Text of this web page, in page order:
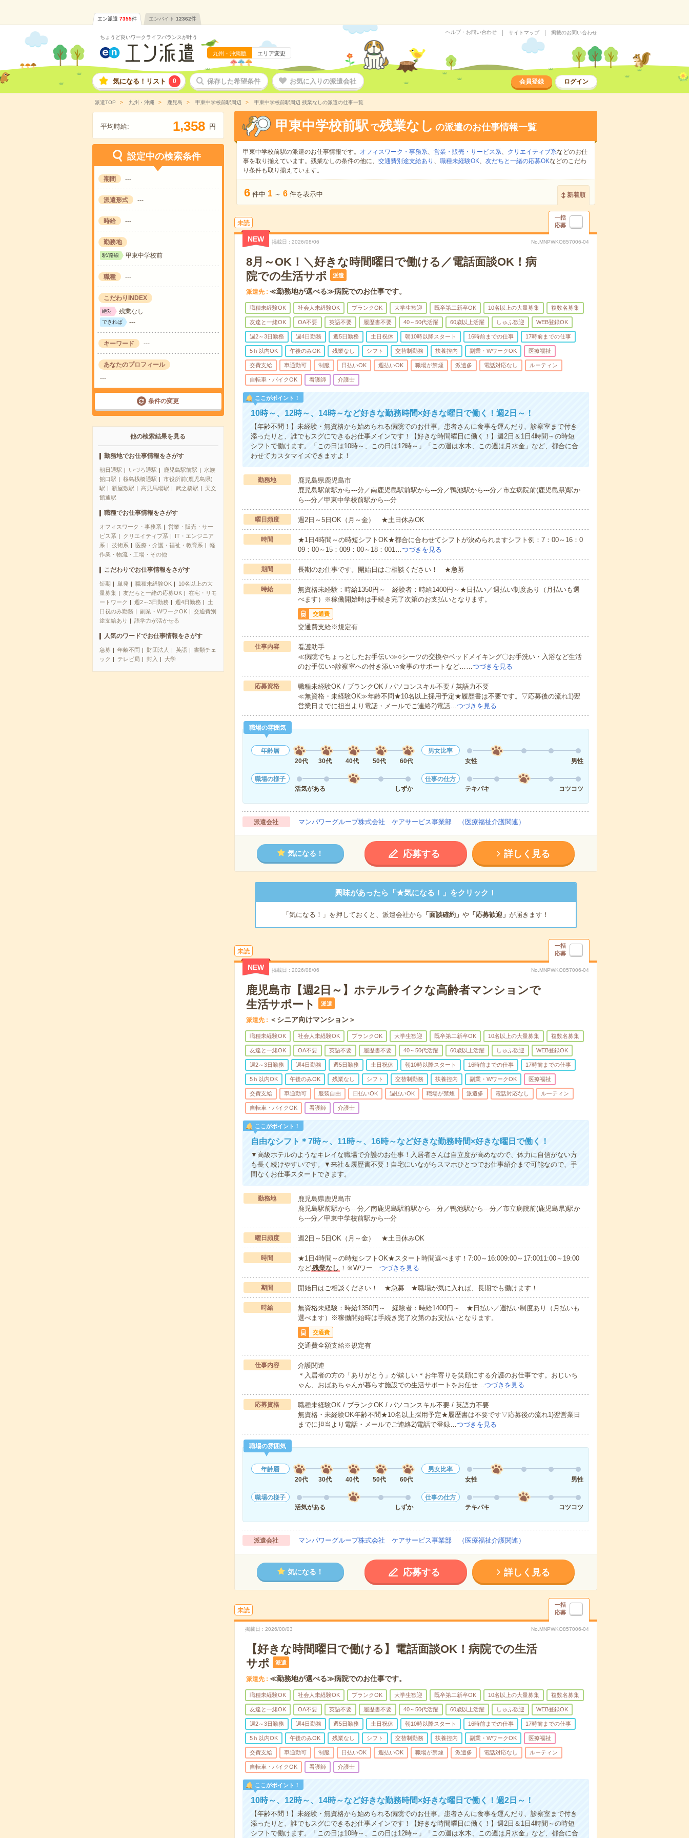
エン派遣 7355件 エンバイト 12362件
ちょうど良いワークライフバランスが叶う
九州・沖縄版 エリア変更
ヘルプ・お問い合わせ サイトマップ 掲載のお問い合わせ
気になる！リスト 0 保存した希望条件 お気に入りの派遣会社 会員登録 ログイン
派遣TOP 九州・沖縄 鹿児島 甲東中学校前駅周辺 甲東中学校前駅周辺 残業なしの派遣の仕事一覧
平均時給: 1,358 円
設定中の検索条件
期間 ---
派遣形式 ---
時給 ---
勤務地
駅/路線 甲東中学校前
職種 ---
こだわりINDEX
絶対 残業なし
できれば ---
キーワード ---
あなたのプロフィール
---
条件の変更
他の検索結果を見る
勤務地でお仕事情報をさがす
朝日通駅 いづろ通駅 鹿児島駅前駅
水族
館口駅
桜島桟橋通駅
市役所前(鹿児島県)
駅
新屋敷駅 高見馬場駅 武之橋駅
天文
館通駅
職種でお仕事情報をさがす
オフィスワーク・事務系
営業・販売・サー
ビス系
クリエイティブ系
IT・エンジニア
系
技術系 医療・介護・福祉・教育系
軽
作業・物流・工場・その他
こだわりでお仕事情報をさがす
短期 単発 職種未経験OK
10名以上の大
量募集
友だちと一緒の応募OK
在宅・リモ
ートワーク
週2～3日勤務 週4日勤務
土
日祝のみ勤務
副業・WワークOK
交通費別
途支給あり
語学力が活かせる
人気のワードでお仕事情報をさがす
急募 年齢不問 財団法人 英語
書類チェ
ック
テレビ局 封入 大学
甲東中学校前駅 で残業なし の派遣のお仕事情報一覧
甲東中学校前駅の派遣のお仕事情報です。 オフィスワーク・事務系、 営業・販売・サービス系、 クリエイティブ系などのお仕
事を取り揃えています。残業なしの条件の他に、 交通費別途支給あり 、 職種未経験OK、 友だちと一緒の応募OKなどのこだわ
り条件も取り揃えています。
6 件中 1 ～ 6 件を表示中 新着順
未読
一括
応募
NEW 掲載日 2026/08/06 No.MNPWKO857006-04
8月～OK！＼好きな時間曜日で働ける／電話面談OK！病
院での生活サポ
派遣
派遣先 ≪勤務地が選べる≫病院でのお仕事です。
職種未経験OK 社会人未経験OK ブランクOK 大学生歓迎 既卒第二新卒OK 10名以上の大量募集 複数名募集
友達と一緒OK OA不要 英語不要 履歴書不要 40～50代活躍 60歳以上活躍 しゅふ歓迎 WEB登録OK
週2～3日勤務 週4日勤務 週5日勤務 土日祝休 朝10時以降スタート 16時前までの仕事 17時前までの仕事
5ｈ以内OK 午後のみOK 残業なし シフト 交替制勤務 扶養控内 副業・WワークOK 医療福祉
交費支給 車通勤可 制服 日払いOK 週払いOK 職場が禁煙 派遣多 電話対応なし ルーティン
自転車・バイクOK 看護師 介護士
ここがポイント！
10時～、12時～、14時～など好きな勤務時間×好きな曜日で働く！週2日～！
【年齢不問！】未経験・無資格から始められる病院でのお仕事。患者さんに食事を運んだり、診察室まで付き
添ったりと、誰でもスグにできるお仕事メインです！【好きな時間曜日に働く！】週2日＆1日4時間～の時短
シフトで働けます。「この日は10時～、この日は12時～」「この週は水木、この週は月水金」など、都合に合
わせてカスタマイズできますよ！
勤務地
鹿児島県鹿児島市
鹿児島駅前駅から---分／南鹿児島駅前駅から---分／鴨池駅から---分／市立病院前(鹿児島県)駅か
ら---分／甲東中学校前駅から---分
曜日頻度 週2日～5日OK（月～金） ★土日休みOK
時間
★1日4時間～の時短シフトOK★都合に合わせてシフトが決められますシフト例：7：00～16：0
09：00～15：009：00～18：001…つづきを見る
期間 長期のお仕事です。開始日はご相談ください！ ★急募
時給
無資格未経験：時給1350円～ 経験者：時給1400円～★日払い／週払い制度あり（月払いも選
べます）※稼働開始時は手続き完了次第のお支払いとなります。
交通費
交通費支給※規定有
仕事内容
看護助手
≪病院でちょっとしたお手伝い≫○シーツの交換やベッドメイキング〇お手洗い・入浴など生活
のお手伝い○診察室への付き添い○食事のサポートなど……つづきを見る
応募資格
職種未経験OK / ブランクOK / パソコンスキル不要 / 英語力不要
≪無資格・未経験OK≫年齢不問★10名以上採用予定★履歴書は不要です。▽応募後の流れ1)翌
営業日までに担当より電話・メールでご連絡2)電話…つづきを見る
職場の雰囲気
年齢層
20代
30代 40代 50代 60代
男女比率
女性
男性
職場の様子
活気がある
しずか
仕事の仕方
テキパキ
コツコツ
派遣会社 マンパワーグループ株式会社 ケアサービス事業部 （医療福祉介護関連）
気になる！ 応募する 詳しく見る
興味があったら「★気になる！」をクリック！
「気になる！」を押しておくと、派遣会社から 「面談確約」 や「応募歓迎」 が届きます！
未読
一括
応募
NEW 掲載日 2026/08/06 No.MNPWKO857006-04
鹿児島市【週2日～】ホテルライクな高齢者マンションで
生活サポート
派遣
派遣先 ＜シニア向けマンション＞
職種未経験OK 社会人未経験OK ブランクOK 大学生歓迎 既卒第二新卒OK 10名以上の大量募集 複数名募集
友達と一緒OK OA不要 英語不要 履歴書不要 40～50代活躍 60歳以上活躍 しゅふ歓迎 WEB登録OK
週2～3日勤務 週4日勤務 週5日勤務 土日祝休 朝10時以降スタート 16時前までの仕事 17時前までの仕事
5ｈ以内OK 午後のみOK 残業なし シフト 交替制勤務 扶養控内 副業・WワークOK 医療福祉
交費支給 車通勤可 服装自由 日払いOK 週払いOK 職場が禁煙 派遣多 電話対応なし ルーティン
自転車・バイクOK 看護師 介護士
ここがポイント！
自由なシフト＊7時～、11時～、16時～など好きな勤務時間×好きな曜日で働く！
▼高級ホテルのようなキレイな職場で介護のお仕事！入居者さんは自立度が高めなので、体力に自信がない方
も長く続けやすいです。▼来社＆履歴書不要！自宅にいながらスマホひとつでお仕事紹介まで可能なので、手
間なくお仕事スタートできます。
勤務地
鹿児島県鹿児島市
鹿児島駅前駅から---分／南鹿児島駅前駅から---分／鴨池駅から---分／市立病院前(鹿児島県)駅か
ら---分／甲東中学校前駅から---分
曜日頻度 週2日～5日OK（月～金） ★土日休みOK
時間
★1日4時間～の時短シフトOK★スタート時間選べます！7:00～16:009:00～17:0011:00～19:00
など残業なし！※Wワー…つづきを見る
期間 開始日はご相談ください！ ★急募 ★職場が気に入れば、長期でも働けます！
時給
無資格未経験：時給1350円～ 経験者：時給1400円～ ★日払い／週払い制度あり（月払いも
選べます）※稼働開始時は手続き完了次第のお支払いとなります。
交通費
交通費全額支給※規定有
仕事内容
介護関連
＊入居者の方の「ありがとう」が嬉しい＊お年寄りを笑顔にする介護のお仕事です。おじいち
ゃん、おばあちゃんが暮らす施設での生活サポートをお任せ…つづきを見る
応募資格
職種未経験OK / ブランクOK / パソコンスキル不要 / 英語力不要
無資格・未経験OK年齢不問★10名以上採用予定★履歴書は不要です▽応募後の流れ1)翌営業日
までに担当より電話・メールでご連絡2)電話で登録…つづきを見る
職場の雰囲気
年齢層
20代
30代 40代 50代 60代
男女比率
女性
男性
職場の様子
活気がある
しずか
仕事の仕方
テキパキ
コツコツ
派遣会社 マンパワーグループ株式会社 ケアサービス事業部 （医療福祉介護関連）
気になる！ 応募する 詳しく見る
未読
一括
応募
掲載日 2026/08/03 No.MNPWKO857006-04
【好きな時間曜日で働ける】電話面談OK！病院での生活
サポ
派遣
派遣先 ≪勤務地が選べる≫病院でのお仕事です。
職種未経験OK 社会人未経験OK ブランクOK 大学生歓迎 既卒第二新卒OK 10名以上の大量募集 複数名募集
友達と一緒OK OA不要 英語不要 履歴書不要 40～50代活躍 60歳以上活躍 しゅふ歓迎 WEB登録OK
週2～3日勤務 週4日勤務 週5日勤務 土日祝休 朝10時以降スタート 16時前までの仕事 17時前までの仕事
5ｈ以内OK 午後のみOK 残業なし シフト 交替制勤務 扶養控内 副業・WワークOK 医療福祉
交費支給 車通勤可 制服 日払いOK 週払いOK 職場が禁煙 派遣多 電話対応なし ルーティン
自転車・バイクOK 看護師 介護士
ここがポイント！
10時～、12時～、14時～など好きな勤務時間×好きな曜日で働く！週2日～！
【年齢不問！】未経験・無資格から始められる病院でのお仕事。患者さんに食事を運んだり、診察室まで付き
添ったりと、誰でもスグにできるお仕事メインです！【好きな時間曜日に働く！】週2日＆1日4時間～の時短
シフトで働けます。「この日は10時～、この日は12時～」「この週は水木、この週は月水金」など、都合に合